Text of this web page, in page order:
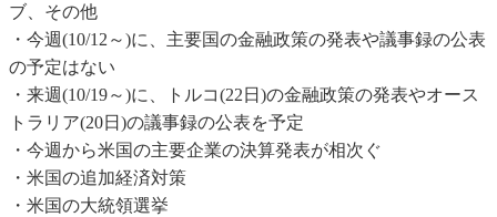
ブ、その他
・今週(10/12～)に、主要国の金融政策の発表や議事録の公表
の予定はない
・来週(10/19～)に、トルコ(22日)の金融政策の発表やオース
トラリア(20日)の議事録の公表を予定
・今週から米国の主要企業の決算発表が相次ぐ
・米国の追加経済対策
・米国の大統領選挙